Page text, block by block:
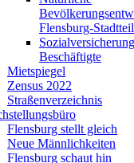
Flensburg-
Beschäftigte
Mietspiegel
Zensus 2022
Straßenverzeichnis
Flensburg stellt gleich
Neue Männlichkeiten
Flensburg schaut hin